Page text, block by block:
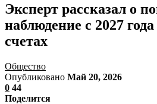
Эксперт рассказал о
наблюдение с 2027
счетах
Общество
Опубликовано Май 20, 2026
0 44
Поделится